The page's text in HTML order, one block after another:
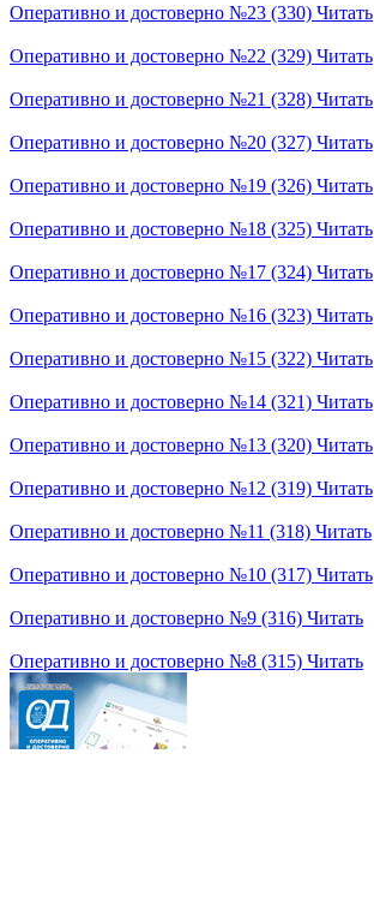
Оперативно и достоверно №23 (330) Читать
Оперативно и достоверно №22 (329) Читать
Оперативно и достоверно №21 (328) Читать
Оперативно и достоверно №20 (327) Читать
Оперативно и достоверно №19 (326) Читать
Оперативно и достоверно №18 (325) Читать
Оперативно и достоверно №17 (324) Читать
Оперативно и достоверно №16 (323) Читать
Оперативно и достоверно №15 (322) Читать
Оперативно и достоверно №14 (321) Читать
Оперативно и достоверно №13 (320) Читать
Оперативно и достоверно №12 (319) Читать
Оперативно и достоверно №11 (318) Читать
Оперативно и достоверно №10 (317) Читать
Оперативно и достоверно №9 (316) Читать
Оперативно и достоверно №8 (315) Читать